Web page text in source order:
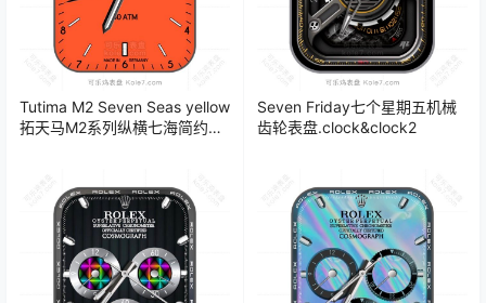
Tutima M2 Seven Seas yellow
拓天马M2系列纵横七海简约橙
Seven Friday七个星期五机械
齿轮表盘.clock&clock2